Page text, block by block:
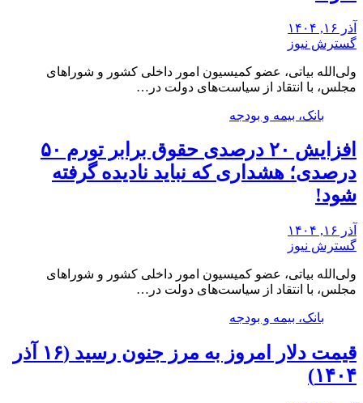
آذر ۱۶, ۱۴۰۴
گسترش نیوز
ولی‌الله بیاتی، عضو کمیسیون امور داخلی کشور و شوراهای
مجلس، با انتقاد از سیاست‌های دولت در…
بانک، بیمه و بودجه
افزایش ۲۰ درصدی حقوق برابر تورم ۵۰
درصدی؛ هشداری که نباید نادیده گرفته
شود!
آذر ۱۶, ۱۴۰۴
گسترش نیوز
ولی‌الله بیاتی، عضو کمیسیون امور داخلی کشور و شوراهای
مجلس، با انتقاد از سیاست‌های دولت در…
بانک، بیمه و بودجه
قیمت دلار امروز به مرز جنون رسید (۱۶ آذر
۱۴۰۴)